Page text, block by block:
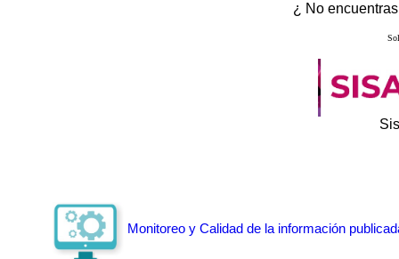
¿ No
Monitoreo y Calidad de la información